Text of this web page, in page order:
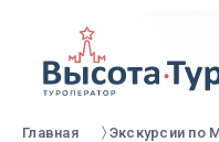
Главная Экскурсии по